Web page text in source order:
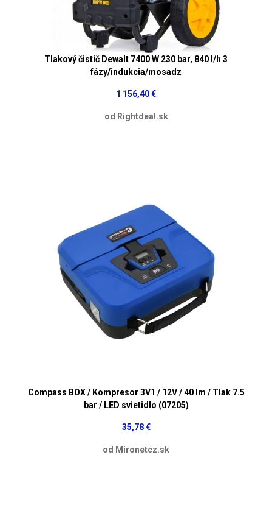
Tlakový čistič Dewalt 7400 W 230 bar, 840 l/h 3
fázy/indukcia/mosadz
1 156,40 €
od Rightdeal.sk
Compass BOX / Kompresor 3V1 / 12V / 40 lm / Tlak 7.5
bar / LED svietidlo (07205)
35,78 €
od Mironetcz.sk